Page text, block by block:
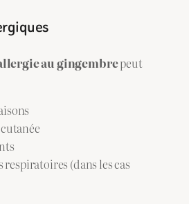
au gingembrepeut
(dans les cas